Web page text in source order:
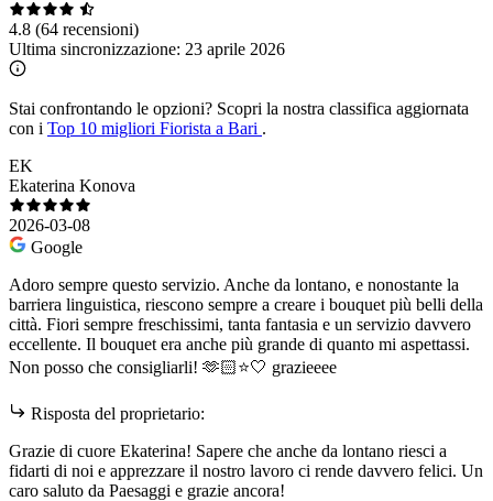
4.8 (64 recensioni)
Ultima sincronizzazione: 23 aprile 2026
Stai confrontando le opzioni? Scopri la nostra classifica aggiornata
con i Top 10 migliori Fiorista a Bari .
EK
Ekaterina Konova
2026-03-08
Google
Adoro sempre questo servizio. Anche da lontano, e nonostante la
barriera linguistica, riescono sempre a creare i bouquet più belli della
città. Fiori sempre freschissimi, tanta fantasia e un servizio davvero
eccellente. Il bouquet era anche più grande di quanto mi aspettassi.
Non posso che consigliarli! 🫶🏻⭐️🤍 grazieeee
Risposta del proprietario:
Grazie di cuore Ekaterina! Sapere che anche da lontano riesci a
fidarti di noi e apprezzare il nostro lavoro ci rende davvero felici. Un
caro saluto da Paesaggi e grazie ancora!